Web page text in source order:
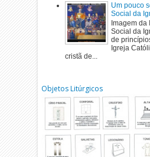
Um pouco
Social da
Imagem
Social da
de
Igreja
cristã de...
Objetos Litúrgicos